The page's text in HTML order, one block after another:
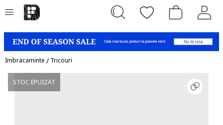
Imbracaminte / Tricouri
STOC EPUIZAT